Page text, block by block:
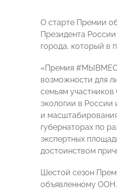
О старте Премии
Президента России
города, который в
«Премия
возможности для
семьям
экологии в
и
губернаторах по
экспертных
достоинством
Шестой сезон
объявленному ООН.